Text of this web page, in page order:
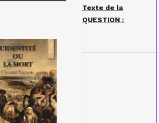
Texte de la
QUESTION :